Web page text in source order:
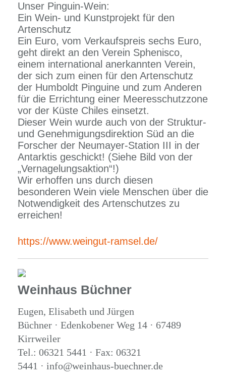
Unser Pinguin-Wein:
Ein Wein- und Kunstprojekt für den
Artenschutz
Ein Euro, vom Verkaufspreis sechs Euro,
geht direkt an den Verein Sphenisco,
einem international anerkannten Verein,
der sich zum einen für den Artenschutz
der Humboldt Pinguine und zum Anderen
für die Errichtung einer Meeresschutzzone
vor der Küste Chiles einsetzt.
Dieser Wein wurde auch von der Struktur-
und Genehmigungsdirektion Süd an die
Forscher der Neumayer-Station III in der
Antarktis geschickt! (Siehe Bild von der
„Vernagelungsaktion“!)
Wir erhoffen uns durch diesen
besonderen Wein viele Menschen über die
Notwendigkeit des Artenschutzes zu
erreichen!
https://www.weingut-ramsel.de/
Weinhaus Büchner
Eugen, Elisabeth und Jürgen
Büchner · Edenkobener Weg 14 · 67489
Kirrweiler
Tel.: 06321 5441 · Fax: 06321
5441 · info@weinhaus-buechner.de